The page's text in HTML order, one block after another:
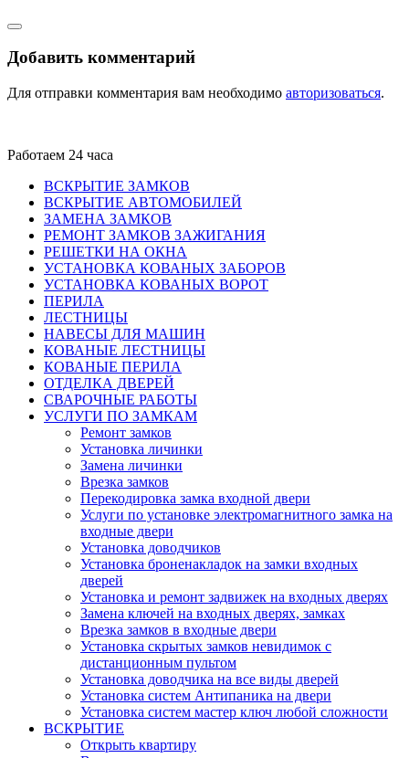
Добавить комментарий
Для отправки комментария вам необходимо авторизоваться.
Работаем 24 часа
ВСКРЫТИЕ ЗАМКОВ
ВСКРЫТИЕ АВТОМОБИЛЕЙ
ЗАМЕНА ЗАМКОВ
РЕМОНТ ЗАМКОВ ЗАЖИГАНИЯ
РЕШЕТКИ НА ОКНА
УСТАНОВКА КОВАНЫХ ЗАБОРОВ
УСТАНОВКА КОВАНЫХ ВОРОТ
ПЕРИЛА
ЛЕСТНИЦЫ
НАВЕСЫ ДЛЯ МАШИН
КОВАНЫЕ ЛЕСТНИЦЫ
КОВАНЫЕ ПЕРИЛА
ОТДЕЛКА ДВЕРЕЙ
СВАРОЧНЫЕ РАБОТЫ
УСЛУГИ ПО ЗАМКАМ
Ремонт замков
Установка личинки
Замена личинки
Врезка замков
Перекодировка замка входной двери
Услуги по установке электромагнитного замка на
входные двери
Установка доводчиков
Установка броненакладок на замки входных
дверей
Установка и ремонт задвижек на входных дверях
Замена ключей на входных дверях, замках
Врезка замков в входные двери
Установка скрытых замков невидимок с
дистанционным пультом
Установка доводчика на все виды дверей
Установка систем Антипаника на двери
Установка систем мастер ключ любой сложности
ВСКРЫТИЕ
Открыть квартиру